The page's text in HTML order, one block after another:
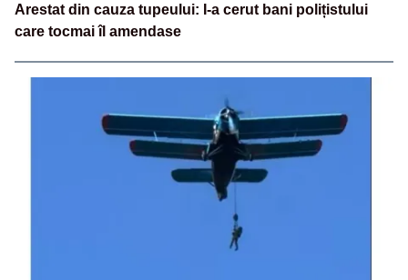
Arestat din cauza tupeului: I-a cerut bani polițistului
care tocmai îl amendase